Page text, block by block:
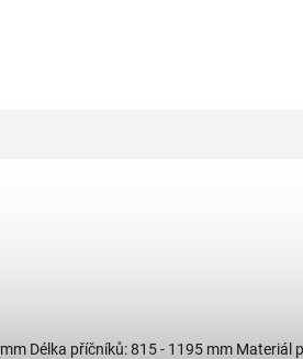
Délka příčníků: 815 - 1195 mm Materiál